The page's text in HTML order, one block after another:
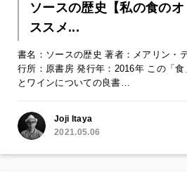
ソースの歴史【私の食のオ
ススメ...
書名：ソースの歴史 著者：メアリン
行所：原書房 発行年：2016年 この「
とワインについての良書…
Joji Itaya
2021.05.06